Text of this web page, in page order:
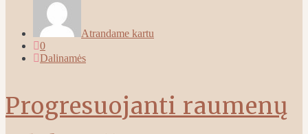
Atrandame kartu
0
Dalinamės
Progresuojanti raumenų